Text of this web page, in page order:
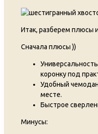
Итак, разберем плюсы
Сначала плюсы ))
коронку под
Удобный
месте.
Быстрое
Минусы: